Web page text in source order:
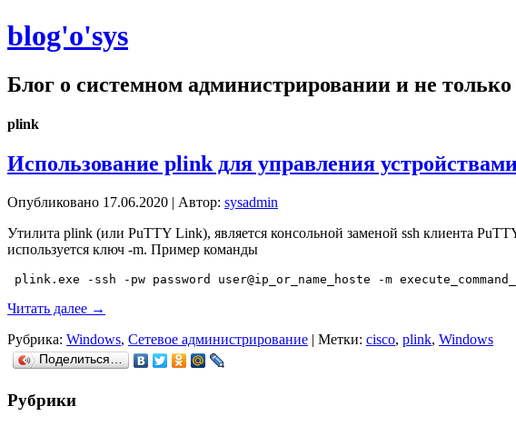
blog'o'sys
Блог о системном администрировании и не только
plink
Использование plink для управления
Опубликовано 17.06.2020 | Автор: sysadmin
Утилита plink (или PuTTY Link), является консольной заменой ssh клиента
используется ключ -m. Пример команды
plink.exe -ssh -pw password user@ip_or_name_hoste -m
Читать далее →
Рубрика: Windows, Сетевое администрирование | Метки: cisco, plink, Windows
Поделиться…
Рубрики